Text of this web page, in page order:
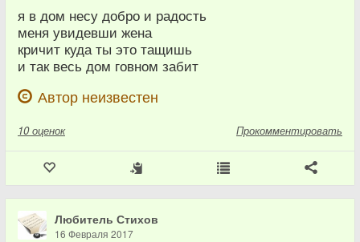
я в дом несу добро и радость
меня увидевши жена
кричит куда ты это тащишь
и так весь дом говном забит
Автор неизвестен
10 оценок Прокомментировать
Любитель Стихов
16 Февраля 2017